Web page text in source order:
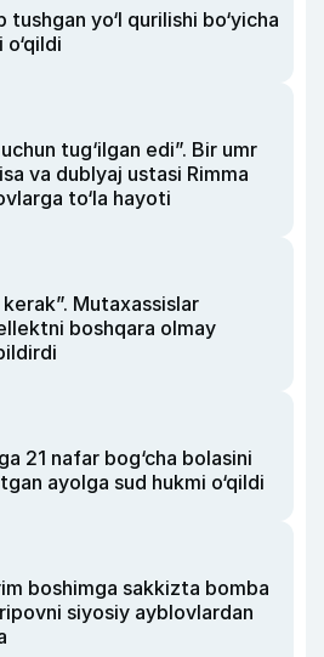
tushgan yo‘l qurilishi bo‘yicha
tug‘ilgan edi”. Bir umr
va dublyaj ustasi Rimma
to‘la hayoti
Mutaxassislar
boshqara olmay
21 nafar bog‘cha bolasini
ayolga sud hukmi o‘qildi
boshimga sakkizta bomba
siyosiy ayblovlardan